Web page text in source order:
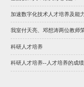
加速数字化技术人才培养及能
我室付天亮、邓想涛两位教师
科研人才培养
科研人才培养--人才培养的成绩